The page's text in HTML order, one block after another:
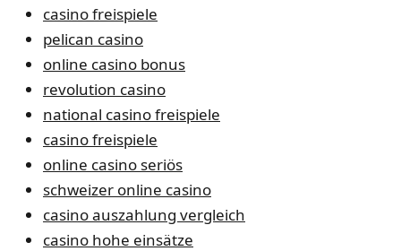
casino freispiele
pelican casino
online casino bonus
revolution casino
national casino freispiele
casino freispiele
online casino seriös
schweizer online casino
casino auszahlung vergleich
casino hohe einsätze